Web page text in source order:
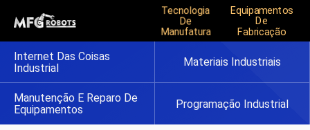
Tecnologia
De
Manufatura
Equipamentos
De
Fabricação
Internet Das Coisas
Industrial
Materiais Industriais
Manutenção E Reparo De
Equipamentos
Programação Industrial